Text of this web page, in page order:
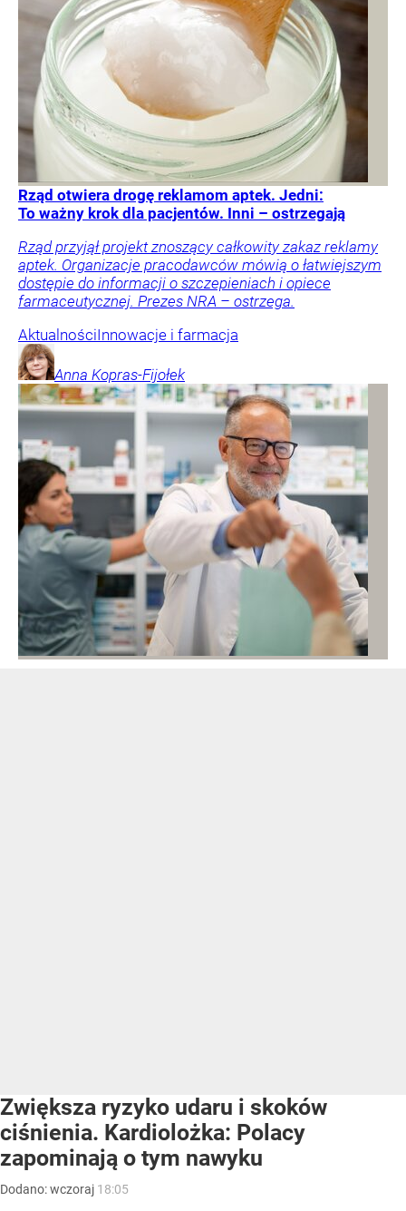
Rząd otwiera drogę reklamom aptek. Jedni:
To ważny krok dla pacjentów. Inni – ostrzegają
Rząd przyjął projekt znoszący całkowity zakaz reklamy
aptek. Organizacje pracodawców mówią o łatwiejszym
dostępie do informacji o szczepieniach i opiece
farmaceutycznej. Prezes NRA – ostrzega.
AktualnościInnowacje i farmacja
Anna Kopras-Fijołek
Zwiększa ryzyko udaru i skoków
ciśnienia. Kardiolożka: Polacy
zapominają o tym nawyku
Dodano:wczoraj 18:05